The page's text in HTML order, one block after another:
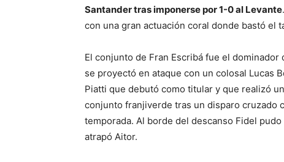
Santander tras imponerse por 1-0 al Levante
con una gran actuación coral donde bastó el
El conjunto de Fran Escribá fue el
se proyectó en ataque con un colosal Lucas
Piatti que debutó como titular y que realizó
conjunto franjiverde tras un disparo cruzado
temporada. Al borde del descanso Fidel
atrapó Aitor.